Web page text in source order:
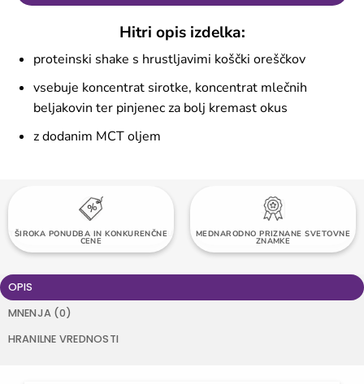
Hitri opis izdelka:
proteinski shake s hrustljavimi koščki oreščkov
vsebuje koncentrat sirotke, koncentrat mlečnih
beljakovin ter pinjenec za bolj kremast okus
z dodanim MCT oljem
TOČKE ZVESTOBE OB VSAKEM NAKUPU BREZPLAČNA DOSTAVA NAD 60 EUR
ŠIROKA PONUDBA IN KONKURENČNE
CENE
MEDNARODNO PRIZNANE SVETOVNE
ZNAMKE
OPIS
MNENJA (0)
HRANILNE VREDNOSTI